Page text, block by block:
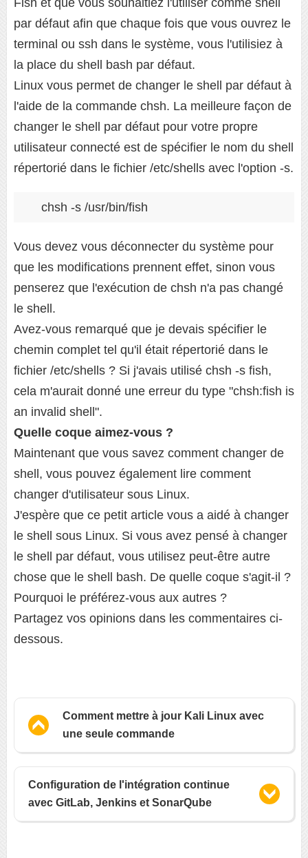
Fish et que vous souhaitiez l'utiliser comme shell
par défaut afin que chaque fois que vous ouvrez le
terminal ou ssh dans le système, vous l'utilisiez à
la place du shell bash par défaut.
Linux vous permet de changer le shell par défaut à
l'aide de la commande chsh. La meilleure façon de
changer le shell par défaut pour votre propre
utilisateur connecté est de spécifier le nom du shell
répertorié dans le fichier /etc/shells avec l'option -s.
chsh -s /usr/bin/fish
Vous devez vous déconnecter du système pour
que les modifications prennent effet, sinon vous
penserez que l'exécution de chsh n'a pas changé
le shell.
Avez-vous remarqué que je devais spécifier le
chemin complet tel qu'il était répertorié dans le
fichier /etc/shells ? Si j'avais utilisé chsh -s fish,
cela m'aurait donné une erreur du type "chsh:fish is
an invalid shell".
Quelle coque aimez-vous ?
Maintenant que vous savez comment changer de
shell, vous pouvez également lire comment
changer d'utilisateur sous Linux.
J'espère que ce petit article vous a aidé à changer
le shell sous Linux. Si vous avez pensé à changer
le shell par défaut, vous utilisez peut-être autre
chose que le shell bash. De quelle coque s'agit-il ?
Pourquoi le préférez-vous aux autres ?
Partagez vos opinions dans les commentaires ci-
dessous.
Comment mettre à jour Kali Linux avec
une seule commande
Configuration de l'intégration continue
avec GitLab, Jenkins et SonarQube